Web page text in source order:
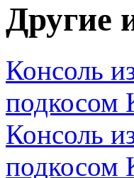
Другие
Консоль
Консоль